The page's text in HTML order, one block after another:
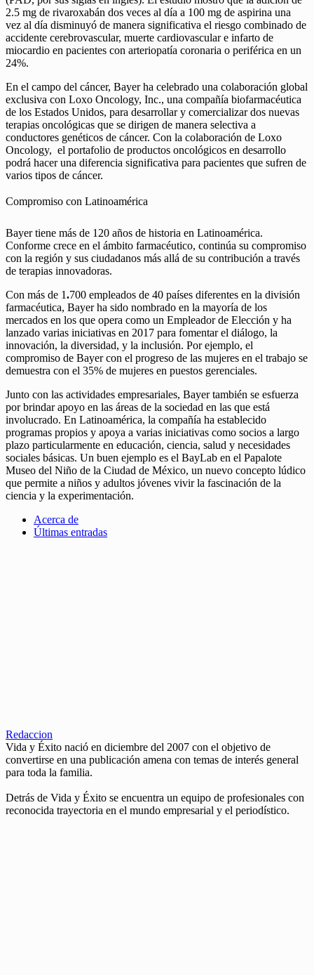
2.5 mg de rivaroxabán dos veces al día a 100 mg de aspirina una
vez al día disminuyó de manera significativa el riesgo combinado de
accidente cerebrovascular, muerte cardiovascular e infarto de
miocardio en pacientes con arteriopatía coronaria o periférica en un
24%.
En el campo del cáncer, Bayer ha celebrado una colaboración global
exclusiva con Loxo Oncology, Inc., una compañía biofarmacéutica
de los Estados Unidos, para desarrollar y comercializar dos nuevas
terapias oncológicas que se dirigen de manera selectiva a
conductores genéticos de cáncer. Con la colaboración de Loxo
Oncology, el portafolio de productos oncológicos en desarrollo
podrá hacer una diferencia significativa para pacientes que sufren de
varios tipos de cáncer.
Compromiso con Latinoamérica
Bayer tiene más de 120 años de historia en Latinoamérica.
Conforme crece en el ámbito farmacéutico, continúa su compromiso
con la región y sus ciudadanos más allá de su contribución a través
de terapias innovadoras.
Con más de 1.700 empleados de 40 países diferentes en la división
farmacéutica, Bayer ha sido nombrado en la mayoría de los
mercados en los que opera como un Empleador de Elección y ha
lanzado varias iniciativas en 2017 para fomentar el diálogo, la
innovación, la diversidad, y la inclusión. Por ejemplo, el
compromiso de Bayer con el progreso de las mujeres en el trabajo se
demuestra con el 35% de mujeres en puestos gerenciales.
Junto con las actividades empresariales, Bayer también se esfuerza
por brindar apoyo en las áreas de la sociedad en las que está
involucrado. En Latinoamérica, la compañía ha establecido
programas propios y apoya a varias iniciativas como socios a largo
plazo particularmente en educación, ciencia, salud y necesidades
sociales básicas. Un buen ejemplo es el BayLab en el Papalote
Museo del Niño de la Ciudad de México, un nuevo concepto lúdico
que permite a niños y adultos jóvenes vivir la fascinación de la
ciencia y la experimentación.
Acerca de
Últimas entradas
Redaccion
Vida y Éxito nació en diciembre del 2007 con el objetivo de
convertirse en una publicación amena con temas de interés general
para toda la familia.
Detrás de Vida y Éxito se encuentra un equipo de profesionales con
reconocida trayectoria en el mundo empresarial y el periodístico.